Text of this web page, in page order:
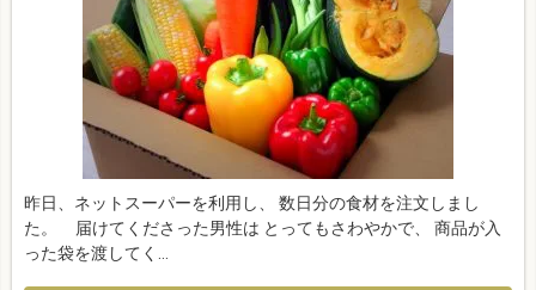
昨日、ネットスーパーを利用し、 数日分の食材を注文しまし
た。 届けてくださった男性は とってもさわやかで、 商品が入
った袋を渡してく…